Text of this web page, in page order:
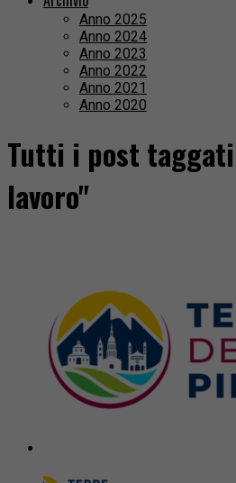
Anno 2025
Anno 2024
Anno 2023
Anno 2022
Anno 2021
Anno 2020
Tutti i post
lavoro"